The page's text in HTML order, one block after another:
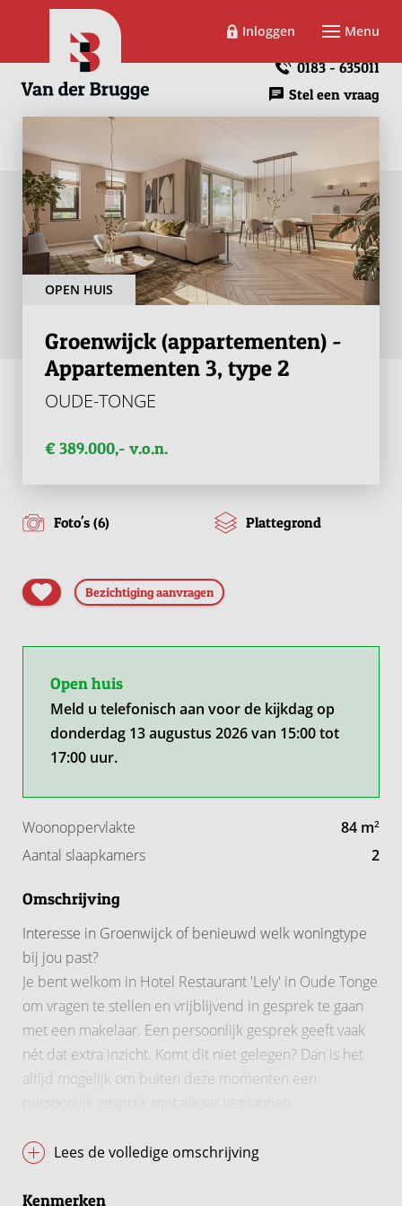
Inloggen Menu
0183 - 635011
Stel een vraag
OPEN HUIS
Groenwijck (appartementen) -
Appartementen 3, type 2
OUDE-TONGE
€ 389.000,- v.o.n.
Foto's (6) Plattegrond
Bezichtiging aanvragen
Open huis
Meld u telefonisch aan voor de kijkdag op
donderdag 13 augustus 2026 van 15:00 tot
17:00 uur.
Woonoppervlakte 84 m2
Aantal slaapkamers 2
Omschrijving
Interesse in Groenwijck of benieuwd welk woningtype
bij jou past?
Je bent welkom in Hotel Restaurant 'Lely' in Oude Tonge
om vragen te stellen en vrijblijvend in gesprek te gaan
met een makelaar. Een persoonlijk gesprek geeft vaak
nét dat extra inzicht. Komt dit niet gelegen? Dan is het
altijd mogelijk om buiten deze momenten een
Eerst volgende moment:
Lees de volledige omschrijving
Kenmerken